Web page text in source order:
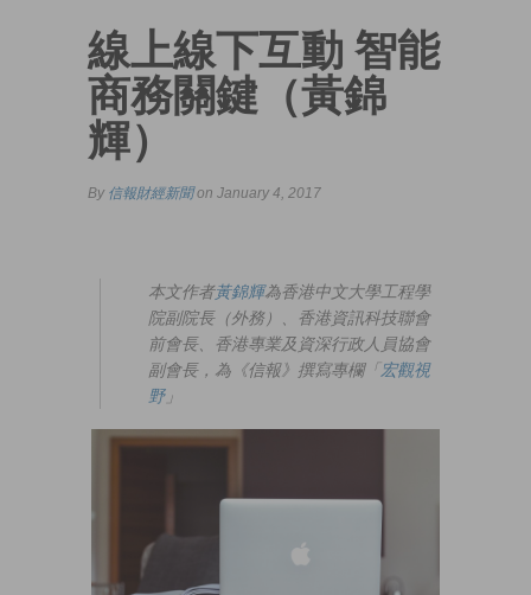
線上線下互動 智能
商務關鍵（黃錦
輝）
By 信報財經新聞on January 4, 2017
本文作者黃錦輝為香港中文大學工程學
院副院長（外務）、香港資訊科技聯會
前會長、香港專業及資深行政人員協會
副會長，為《信報》撰寫專欄「 宏觀視
野」